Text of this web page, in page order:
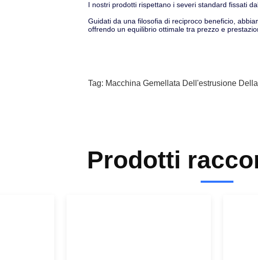
I nostri prodotti rispettano i severi standard fissati da
Guidati da una filosofia di reciproco beneficio,
offrendo un equilibrio ottimale tra prezzo e
Tag: Macchina Gemellata Dell'estrusione
Prodotti